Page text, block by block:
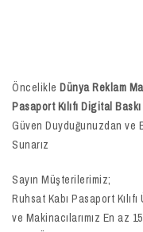
Öncelikle Dünya Reklam
Pasaport Kılıfı Digital
Güven Duyduğunuzdan
Sunarız
Sayın Müşterilerimiz;
Ruhsat Kabı Pasaport
ve Makinacılarımız En az